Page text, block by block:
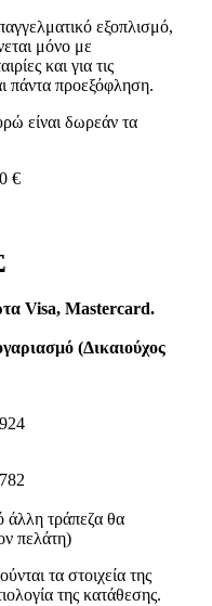
εξοπλισμό,
μόνο με
και για τις
πάντα προεξόφληση.
είναι δωρεάν τα
€
Visa, Mastercard.
(Δικαιούχος
άλλη τράπεζα θα
πελάτη)
τα στοιχεία της
της κατάθεσης.